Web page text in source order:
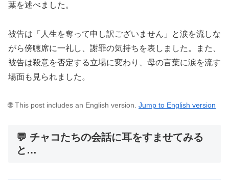
葉を述べました。
被告は「人生を奪って申し訳ございません」と涙を流しな
がら傍聴席に一礼し、謝罪の気持ちを表しました。また、
被告は殺意を否定する立場に変わり、母の言葉に涙を流す
場面も見られました。
🌐 This post includes an English version. Jump to English version
💬 チャコたちの会話に耳をすませてみる
と…